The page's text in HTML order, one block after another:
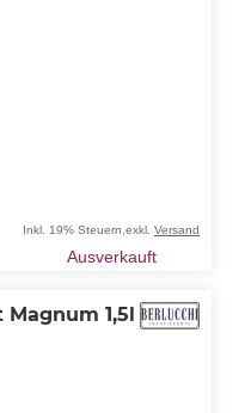
Inkl. 19% Steuern exkl. Versand
Ausverkauft
1,5l